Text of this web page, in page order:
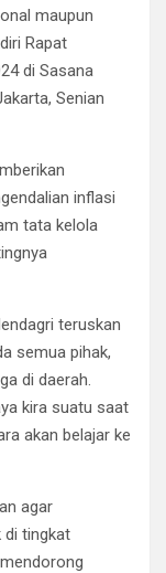
maupun
Rapat
di Sasana
Senian
inflasi
tata kelola
teruskan
semua pihak,
di daerah.
kira suatu saat
akan belajar ke
agar
di tingkat